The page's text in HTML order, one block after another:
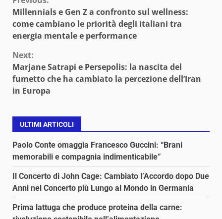
Reading
Millennials e Gen Z a confronto sul wellness:
come cambiano le priorità degli italiani tra
energia mentale e performance
Next:
Marjane Satrapi e Persepolis: la nascita del
fumetto che ha cambiato la percezione dell’Iran
in Europa
ULTIMI ARTICOLI
Paolo Conte omaggia Francesco Guccini: “Brani
memorabili e compagnia indimenticabile”
Il Concerto di John Cage: Cambiato l’Accordo dopo Due
Anni nel Concerto più Lungo al Mondo in Germania
Prima lattuga che produce proteina della carne: